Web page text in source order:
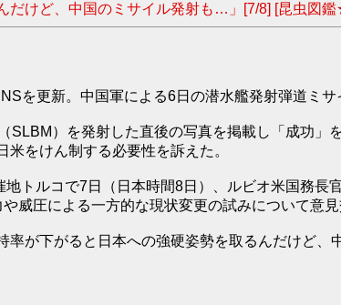
だけど、中国のミサイル発射も…」[7/8] [昆虫図
を更新。中国軍による6日の潜水艦発射弾道ミサ
）を発射した直後の写真を掲載し「成功」
米をけん制する必要性を訴えた。
トルコで7日（日本時間8日）、ルビオ米国務長
威圧による一方的な現状変更の試みについて意
が下がると日本への強硬姿勢を取るんだけど